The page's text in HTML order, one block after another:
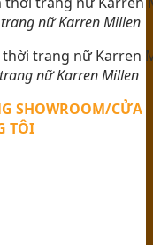
nữ Karren Millen
nữ Karren Millen
SHOWROOM/CỬA
TÔI